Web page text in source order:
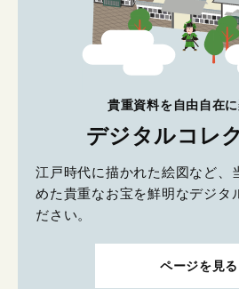
貴重資料を自由自在
デジタルコレ
江戸時代に描かれた絵図など、
めた貴重なお宝を鮮明なデジタ
ださい。
ページを見る